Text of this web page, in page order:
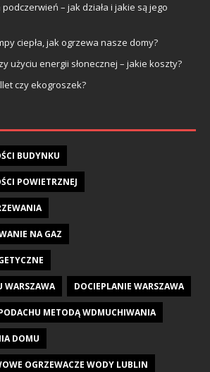
– jak działa i jakie są jego
ciepła, jak ogrzewa nasze domy?
użyciu energii słonecznej – jakie koszty?
czy ekogroszek?
BUDYNKU
POWIETRZNEJ
NA GAZ
WARSZAWA DOCIEPLANIE WARSZAWA
METODĄ WDMUCHIWANIA
DOMU
OGRZEWACZE WODY LUBLIN